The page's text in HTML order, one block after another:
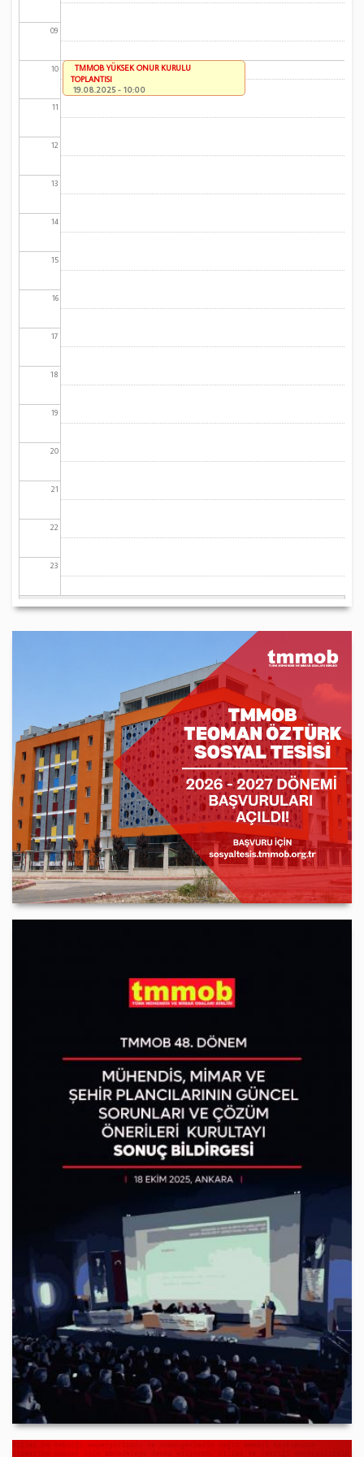
09
10
11
12
13
14
15
16
17
18
19
20
21
22
23
TMMOB YÜKSEK ONUR KURULU
TOPLANTISI
19.08.2025 - 10:00